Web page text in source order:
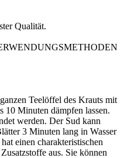
Qualität.
Teelöffel des Krauts mit
10 Minuten dämpfen lassen.
werden. Der Sud kann
3 Minuten lang in Wasser
einen charakteristischen
aus. Sie können